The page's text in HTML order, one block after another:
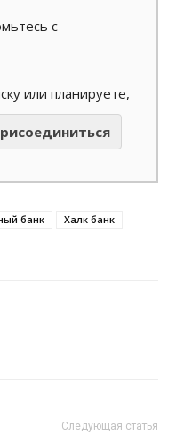
с
или планируете,
банк
Халк банк
Следующая статья